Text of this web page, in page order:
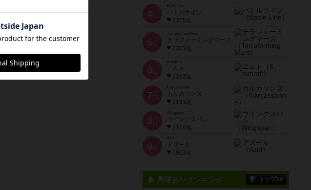
4位
Battle Line
バトルライン
2379名
5 位
Terraforming Mars
テラフォーミングマーズ
2371名
6 位
ニムト
2202名
7 位
Carcassonne
カルカソンヌ
2191名
8 位
Wingspan
ウイングスパン
2150名
9 位
Azul
アズール
1903名
興味ありランキング トップ50